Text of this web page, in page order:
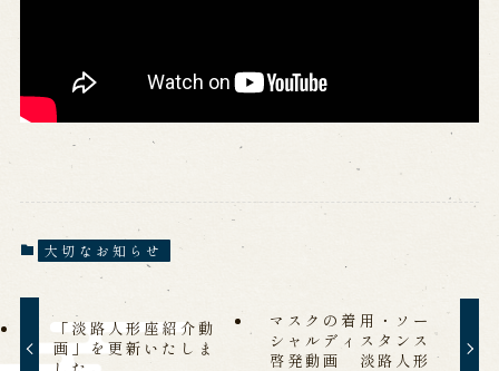
通販サイトうずのくに
道の駅うずしお
うずの丘大鳴門橋記念館
大切なお知らせ
「淡路人形座紹介動
画」を更新いたしま
マスクの着用・ソー
シャルディスタンス
啓発動画 淡路人形